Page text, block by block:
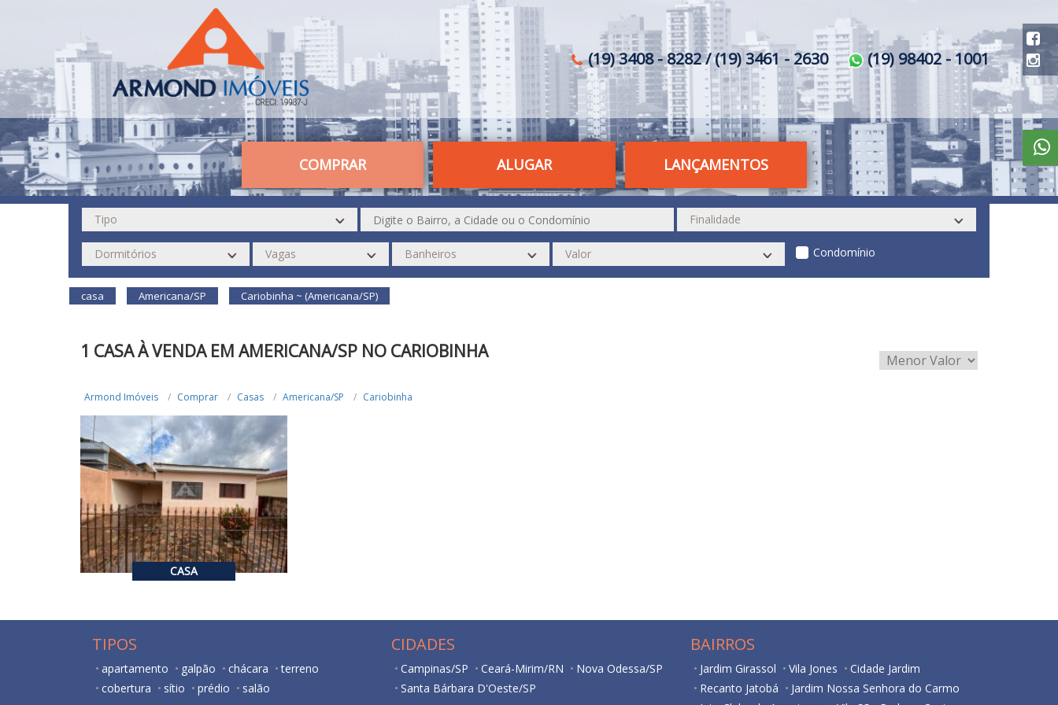
(19) 3408 - 8282 / (19) 3461 - 2630 (19) 98402 - 1001
COMPRAR ALUGAR LANÇAMENTOS
Condomínio
casa Americana/SP Cariobinha ~ (Americana/SP)
1 CASA À VENDA EM AMERICANA/SP NO CARIOBINHA
Armond Imóveis Comprar Casas Americana/SP Cariobinha
CASA
R$ 420.000,00 VENDA
2
TIPOS
apartamento galpão chácara
terreno
cobertura
sítio prédio salão
CIDADES
Campinas/SP Ceará-Mirim/RN
Nova Odessa/SP
Santa Bárbara D'Oeste/SP
BAIRROS
Jardim Girassol Vila Jones
Cidade Jardim
Recanto Jatobá
Jardim Nossa Senhora do Carmo